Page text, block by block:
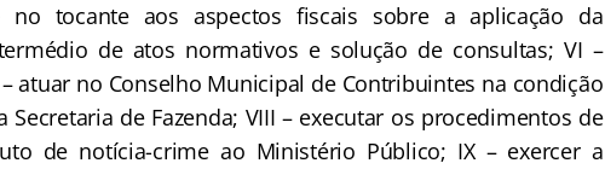
no tocante aos aspectos fiscais sobre a aplicação da
de atos normativos e solução de consultas; VI –
atuar no Conselho Municipal de Contribuintes na condição
de Fazenda; VIII – executar os procedimentos de
de notícia-crime ao Ministério Público; IX – exercer a